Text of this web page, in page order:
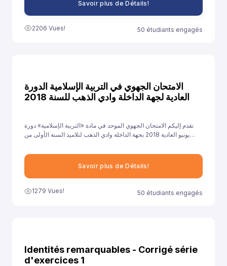
Savoir plus de Détails!
2206 Vues! 50 étudiants engagés
الامتحان الجهوي في التربية الإسلامية الدورة
العادية لجهة الداخلة وادي الذهب للسنة 2018
نقدم إليكم الامتحان الجهوي الموحد في مادة «التربية الإسلامية» دورة
يونيو العادية 2018 بجهة الداخلة وادي الذهب لتلاميذ السنة الأولى من
توفيرنا لهذا النموذج إلى مساعدة تلاميذ على الاستعداد الجيد لخوض غمار
Savoir plus de Détails!
1279 Vues! 50 étudiants engagés
Identités remarquables - Corrigé série
d'exercices 1